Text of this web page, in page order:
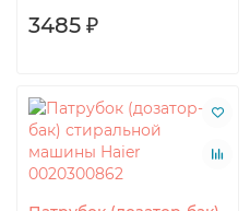
3485 ₽